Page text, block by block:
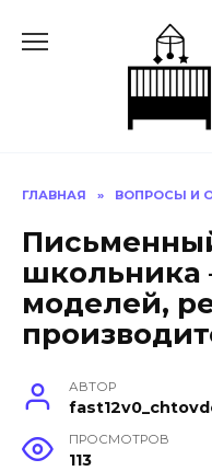
ГЛАВНАЯ » ВОПРОСЫ И
школьника
моделей,
АВТОР
ПРОСМОТРОВ
113